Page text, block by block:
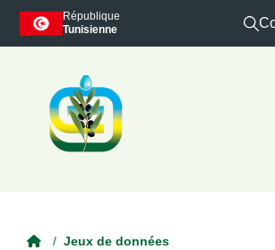
Skip to main content
République
Tunisienne
Jeux de données